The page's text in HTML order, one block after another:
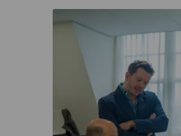
adviseur
opgavegericht